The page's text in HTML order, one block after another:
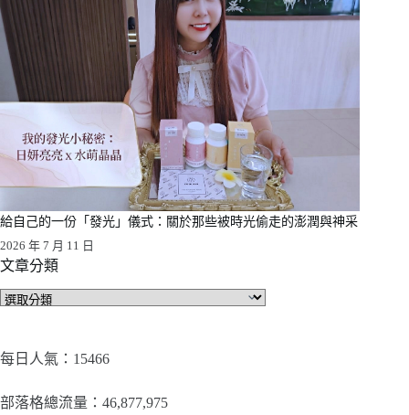
給自己的一份「發光」儀式：關於那些被時光偷走的澎潤與神采
2026 年 7 月 11 日
文章分類
文
類
每日人氣：15466
部落格總流量：​46,877,975